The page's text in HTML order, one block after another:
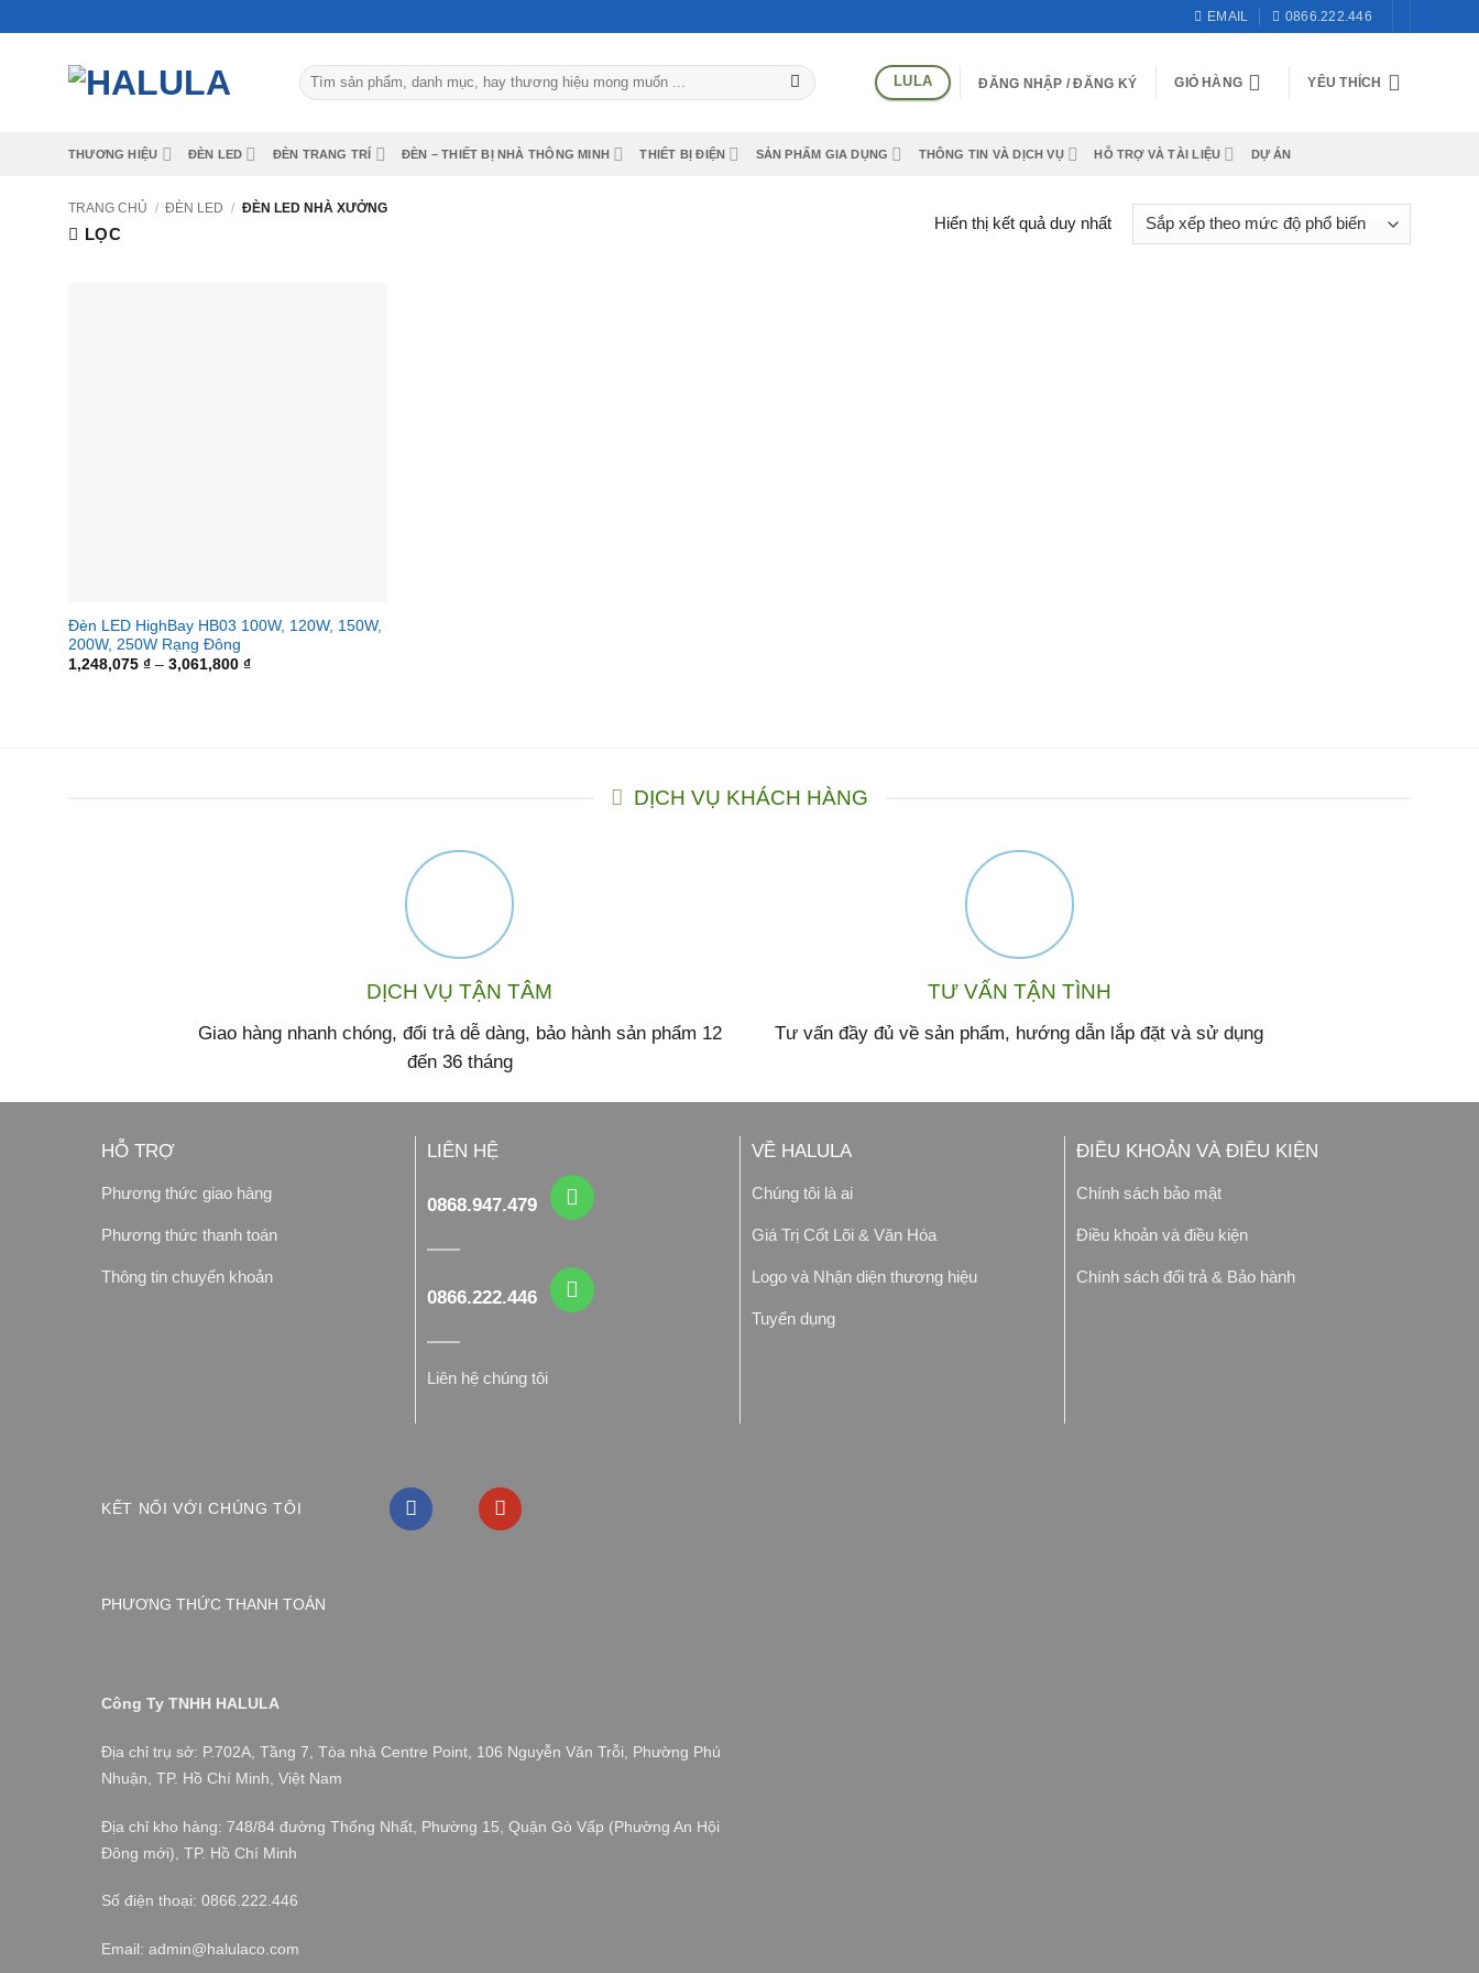
qua
EMAIL 0866.222.446
Tìm
kiếm:
LULA ĐĂNG NHẬP / ĐĂNG KÝ GIỎ HÀNG YÊU THÍCH
THƯƠNG HIỆU ĐÈN LED ĐÈN TRANG TRÍ ĐÈN – THIẾT BỊ NHÀ THÔNG MINH THIẾT BỊ ĐIỆN SẢN PHẨM GIA DỤNG THÔNG TIN VÀ DỊCH VỤ HỖ TRỢ VÀ TÀI LIỆU DỰ ÁN
TRANG CHỦ / ĐÈN LED / ĐÈN LED NHÀ XƯỞNG
LỌC
Hiển thị kết quả duy nhất
Đèn LED HighBay HB03 100W, 120W, 150W,
200W, 250W Rạng Đông
1,248,075 ₫ – 3,061,800 ₫Khoảng
DỊCH VỤ KHÁCH HÀNG
DỊCH VỤ TẬN TÂM
Giao hàng nhanh chóng, đổi trả dễ dàng, bảo hành sản phẩm 12
đến 36 tháng
TƯ VẤN TẬN TÌNH
Tư vấn đầy đủ về sản phẩm, hướng dẫn lắp đặt và sử dụng
HỖ TRỢ
Phương thức giao hàng
Phương thức thanh toán
Thông tin chuyển khoản
LIÊN HỆ
0868.947.479
0866.222.446
Liên hệ chúng tôi
VỀ HALULA
Chúng tôi là ai
Giá Trị Cốt Lõi & Văn Hóa
Logo và Nhận diện thương hiệu
Tuyển dụng
ĐIỀU KHOẢN VÀ ĐIỀU KIỆN
Chính sách bảo mật
Điều khoản và điều kiện
Chính sách đổi trả & Bảo hành
KẾT NỐI VỚI CHÚNG TÔI
PHƯƠNG THỨC THANH TOÁN
Công Ty TNHH HALULA
Địa chỉ trụ sở: P.702A, Tầng 7, Tòa nhà Centre Point, 106 Nguyễn Văn Trỗi, Phường Phú
Nhuận, TP. Hồ Chí Minh, Việt Nam
Địa chỉ kho hàng: 748/84 đường Thống Nhất, Phường 15, Quận Gò Vấp (Phường An Hội
Đông mới), TP. Hồ Chí Minh
Số điện thoại: 0866.222.446
Email: admin@halulaco.com